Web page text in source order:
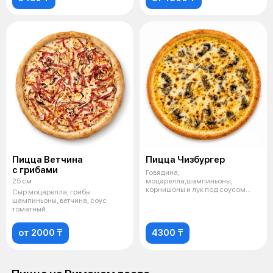
Пицца Ветчина
с грибами
25 см
Сыр моцарелла, грибы
шампиньоны, ветчина, соус
томатный.
от 2000 ₸
Пицца Чизбургер
Говядина,
моцарелла,шампиньоны,
корнишоны и лук под соусом
4300 ₸